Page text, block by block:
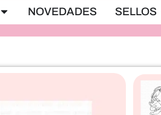
Abrir SCRAPBOOKING
NOVEDADES SELLOS